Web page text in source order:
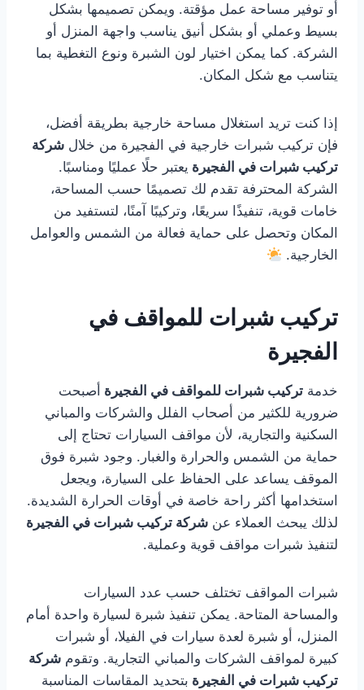
أو توفير مساحة عمل مؤقتة. ويمكن تصميمها بشكل
بسيط وعملي أو بشكل أنيق يناسب واجهة المنزل أو
الشركة. كما يمكن اختيار لون الشبرة ونوع التغطية بما
يتناسب مع شكل المكان.
إذا كنت تريد استغلال مساحة خارجية بطريقة أفضل،
فإن تركيب شبرات خارجية في الفجيرة من خلال شركة
تركيب شبرات في الفجيرة يعتبر حلًا عمليًا ومناسبًا.
الشركة المحترفة تقدم لك تصميمًا حسب المساحة،
خامات قوية، تنفيذًا سريعًا، وتركيبًا آمنًا، لتستفيد من
المكان وتحصل على حماية فعالة من الشمس والعوامل
الخارجية.
تركيب شبرات للمواقف في
الفجيرة
خدمة تركيب شبرات للمواقف في الفجيرة أصبحت
ضرورية للكثير من أصحاب الفلل والشركات والمباني
السكنية والتجارية، لأن مواقف السيارات تحتاج إلى
حماية من الشمس والحرارة والغبار. وجود شبرة فوق
الموقف يساعد على الحفاظ على السيارة، ويجعل
استخدامها أكثر راحة خاصة في أوقات الحرارة الشديدة.
لذلك يبحث العملاء عن شركة تركيب شبرات في الفجيرة
لتنفيذ شبرات مواقف قوية وعملية.
شبرات المواقف تختلف حسب عدد السيارات
والمساحة المتاحة. يمكن تنفيذ شبرة لسيارة واحدة أمام
المنزل، أو شبرة لعدة سيارات في الفيلا، أو شبرات
كبيرة لمواقف الشركات والمباني التجارية. وتقوم شركة
تركيب شبرات في الفجيرة بتحديد المقاسات المناسبة